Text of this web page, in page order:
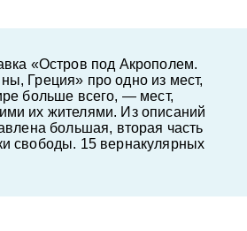
«Остров под Акрополем.
Греция» про одно из мест,
больше всего, — мест,
их жителями. Из описаний
большая, вторая часть
свободы. 15 вернакулярных